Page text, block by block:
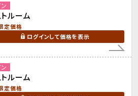
ルーム
定価格
ログインして価格を表示
ルーム
定価格